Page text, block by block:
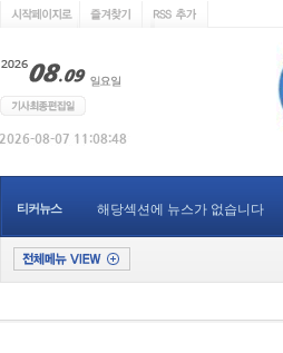
티커뉴스 해당섹션에 뉴스가 없습니다